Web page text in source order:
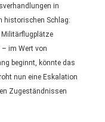
in
historischen Schlag:
im Wert von
beginnt, könnte das
nun eine Eskalation
Zugeständnissen